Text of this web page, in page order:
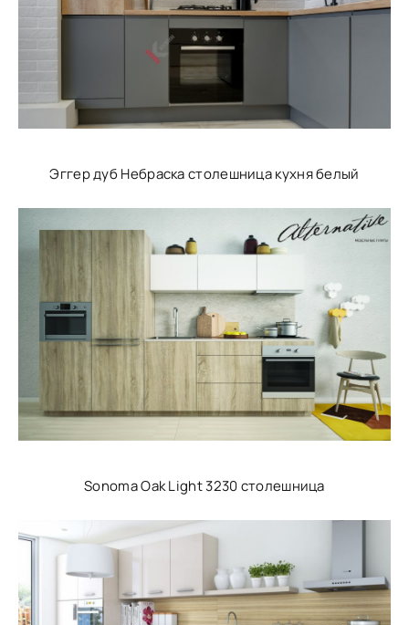
Эггер дуб Небраска столешница кухня белый
Sonoma Oak Light 3230 столешница